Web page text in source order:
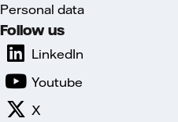
Personal data
Follow us
LinkedIn
Youtube
X